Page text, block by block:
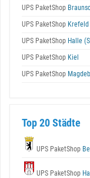
UPS PaketShop
UPS PaketShop Krefeld
UPS PaketShop Halle
UPS PaketShop Kiel
UPS PaketShop
Top 20 Städte
UPS PaketShop
UPS PaketShop